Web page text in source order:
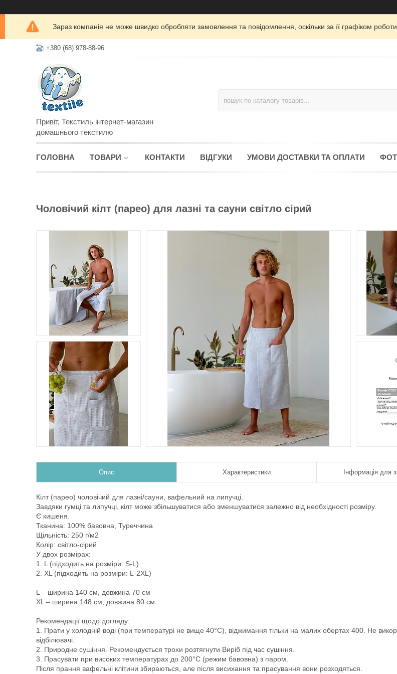
Зараз компанія не може швидко обробляти замовлення та повідомлення, оскільки за її графіком
+380 (68) 978-88-96
Привіт, Текстиль інтернет-магазин
домашнього текстилю
ГОЛОВНА ТОВАРИ КОНТАКТИ ВІДГУКИ УМОВИ ДОСТАВКИ ТА ОПЛАТИ
Чоловічий кілт (парео) для лазні та сауни світло сірий
Опис Характеристики Інформація для
Кілт (парео) чоловічий для лазні/сауни, вафельний на липучці.
Завдяки гумці та липучці, кілт може збільшуватися або зменшуватися залежно від необхідності розміру.
Є кишеня.
Тканина: 100% бавовна, Туреччина
Щільність: 250 г/м2
Колір: світло-сірий
У двох розмірах:
1. L (підходить на розміри: S-L)
2. XL (підходить на розміри: L-2XL)
L – ширина 140 см, довжина 70 см
ХL – ширина 148 см, довжина 80 см
Рекомендації щодо догляду:
1. Прати у холодній воді (при температурі не вище 40°С), віджимання тільки на малих обертах 400. Не
відбілювачі.
2. Природне сушіння. Рекомендується трохи розтягнути Виріб під час сушіння.
3. Прасувати при високих температурах до 200°С (режим бавовна) з паром.
Після прання вафельні клітини збираються, але після висихання та прасування вони розходяться.